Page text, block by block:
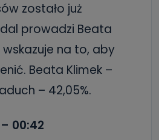
zostało już
prowadzi Beata
wskazuje na to, aby
Beata Klimek –
– 42,05%.
00:42